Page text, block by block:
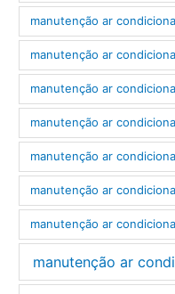
manutenção ar
manutenção ar
manutenção ar
manutenção ar
manutenção ar
manutenção ar
manutenção ar
manutenção ar